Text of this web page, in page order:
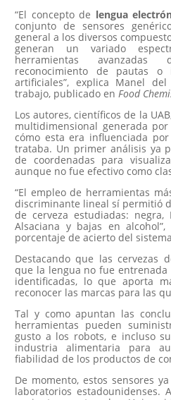
“El concepto de lengua
conjunto de sensores
general a los diversos
generan un variado
herramientas avanzadas
reconocimiento de pautas o
artificiales”, explica Manel
trabajo, publicado en Food
Los autores, científicos de la
multidimensional generada
cómo esta era influenciada
trataba. Un primer análisis ya
de coordenadas para
aunque no fue efectivo como
“El empleo de herramientas
discriminante lineal sí permitió
de cerveza estudiadas: negra,
Alsaciana y bajas en
porcentaje de acierto del
Destacando que las cervezas
que la lengua no fue
identificadas, lo que aporta
reconocer las marcas para las
Tal y como apuntan las
herramientas pueden
gusto a los robots, e incluso
industria alimentaria para
fiabilidad de los productos de
De momento, estos sensores
laboratorios estadounidenses.